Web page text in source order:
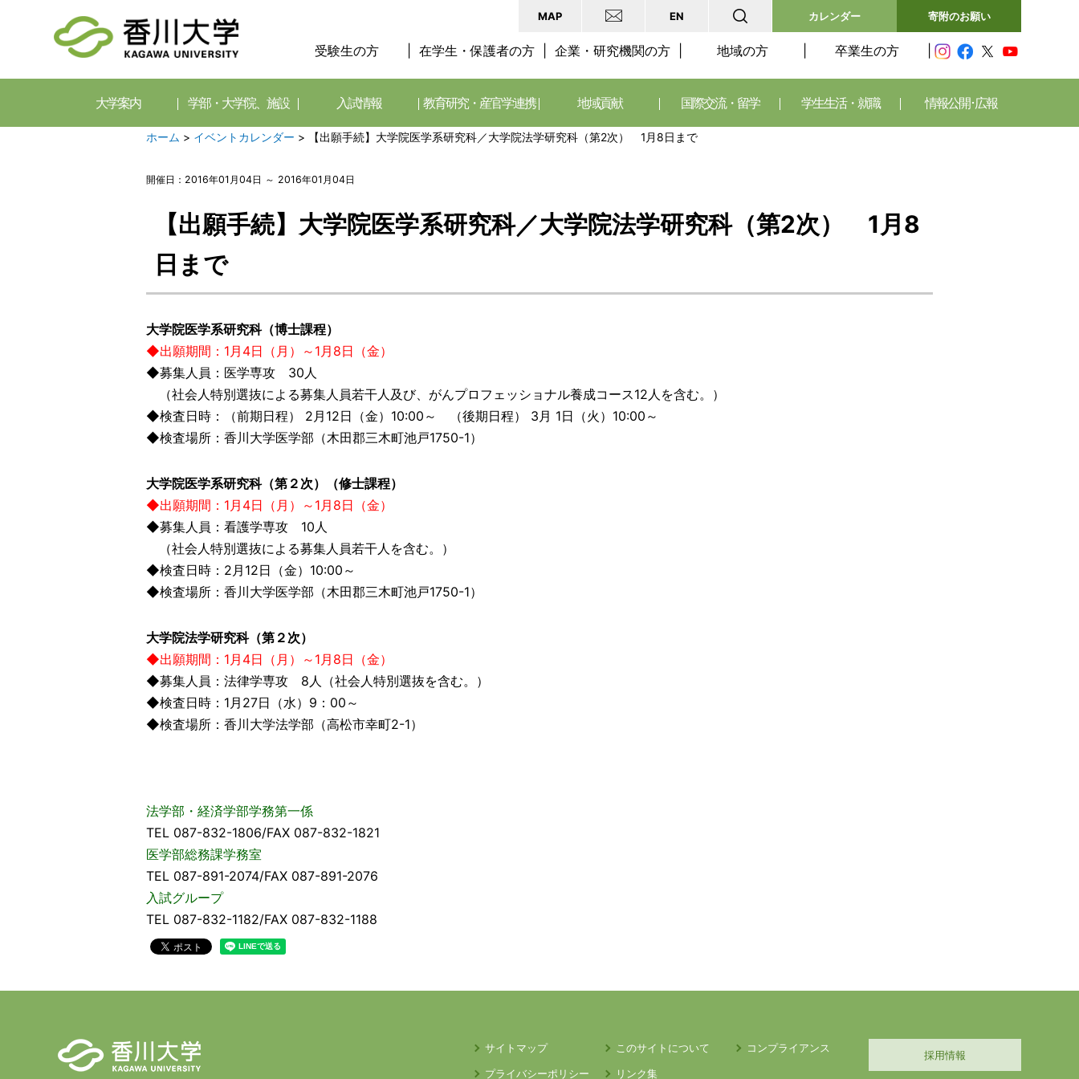
MAP EN カレンダー 寄附のお願い
受験生の方 在学生・保護者の方 企業・研究機関の方 地域の方 卒業生の方
大学案内 学部・大学院、施設 入試情報 教育研究・産官学連携 地域貢献 国際交流・留学 学生生活・就職 情報公開･広報
ホーム > イベントカレンダー > 【出願手続】大学院医学系研究科／大学院法学研究科（第2次） 1月8日まで
開催日：2016年01月04日 ～ 2016年01月04日
【出願手続】大学院医学系研究科／大学院法学研究科（第2次） 1月8
日まで
大学院医学系研究科（博士課程）
◆出願期間：1月4日（月）～1月8日（金）
◆募集人員：医学専攻 30人
（社会人特別選抜による募集人員若干人及び、がんプロフェッショナル養成コース12人を含む。）
◆検査日時：（前期日程） 2月12日（金）10:00～ （後期日程） 3月 1日（火）10:00～
◆検査場所：香川大学医学部（木田郡三木町池戸1750-1）
大学院医学系研究科（第２次）（修士課程）
◆出願期間：1月4日（月）～1月8日（金）
◆募集人員：看護学専攻 10人
（社会人特別選抜による募集人員若干人を含む。）
◆検査日時：2月12日（金）10:00～
◆検査場所：香川大学医学部（木田郡三木町池戸1750-1）
大学院法学研究科（第２次）
◆出願期間：1月4日（月）～1月8日（金）
◆募集人員：法律学専攻 8人（社会人特別選抜を含む。）
◆検査日時：1月27日（水）9：00～
◆検査場所：香川大学法学部（高松市幸町2-1）
法学部・経済学部学務第一係
TEL 087-832-1806/FAX 087-832-1821
医学部総務課学務室
TEL 087-891-2074/FAX 087-891-2076
入試グループ
TEL 087-832-1182/FAX 087-832-1188
サイトマップ このサイトについて
コンプライアンス
プライバシーポリシー
リンク集
採用情報